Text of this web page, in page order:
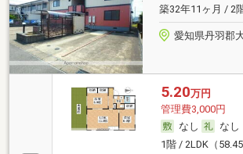
築32年11ヶ月 / 2
愛知県丹羽郡
5.20万円
管理費3,000円
なし
なし
1階 / 2LDK（